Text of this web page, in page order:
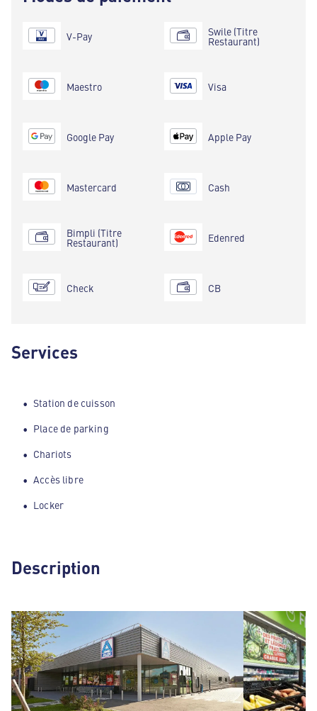
V-Pay
Maestro
Google Pay
Mastercard
Bimpli (Titre
Restaurant)
Check
Swile (Titre
Restaurant)
Visa
Apple Pay
Cash
Edenred
CB
Services
Station de cuisson
Place de parking
Chariots
Accès libre
Locker
Description